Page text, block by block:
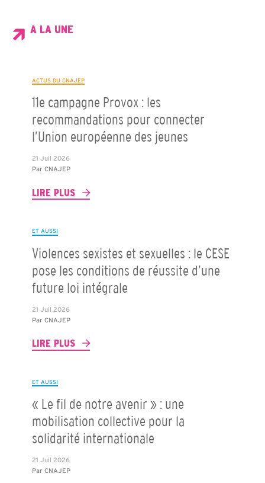
A LA UNE
ACTUS DU CNAJEP
11e campagne Provox : les
recommandations pour connecter
l’Union européenne des jeunes
21 Juil 2026
Par CNAJEP
LIRE PLUS
ET AUSSI
Violences sexistes et sexuelles : le CESE
pose les conditions de réussite d’une
future loi intégrale
21 Juil 2026
Par CNAJEP
LIRE PLUS
ET AUSSI
« Le fil de notre avenir » : une
mobilisation collective pour la
solidarité internationale
21 Juil 2026
Par CNAJEP